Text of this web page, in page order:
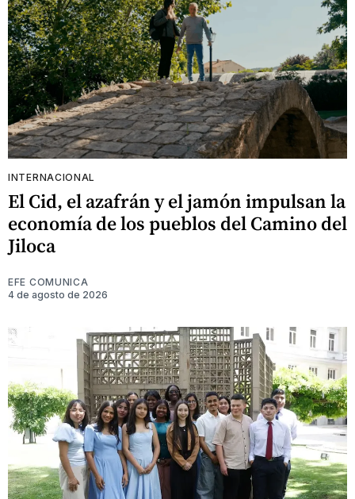
INTERNACIONAL
El Cid, el azafrán y el jamón impulsan la
economía de los pueblos del Camino del
Jiloca
EFE COMUNICA
4 de agosto de 2026